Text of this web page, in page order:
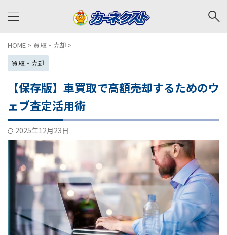
HOME > 買取・売却 >
買取・売却
【保存版】車買取で高額売却するためのウ
ェブ査定活用術
2025年12月23日